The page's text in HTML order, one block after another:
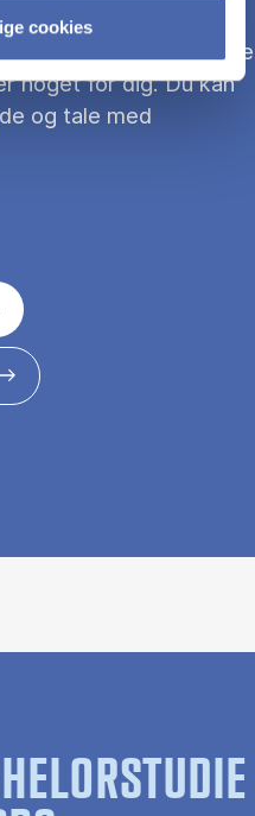
cookies
du kan blive klogere
noget for dig. Du kan
og tale med